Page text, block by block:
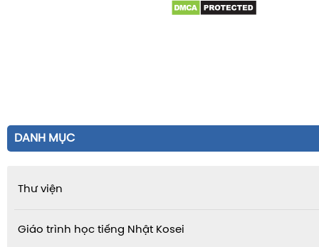
DANH MỤC
Thư viện
Giáo trình học tiếng Nhật Kosei